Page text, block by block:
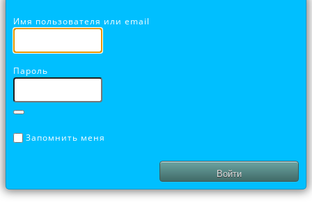
Имя пользователя или email
Пароль
Запомнить меня